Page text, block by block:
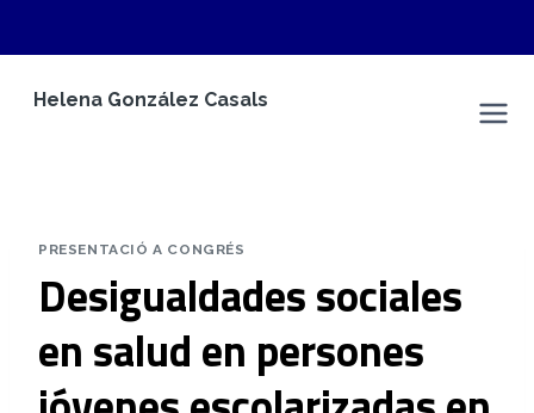
Helena González Casals
PRESENTACIÓ A CONGRÉS
Desigualdades sociales
en salud en persones